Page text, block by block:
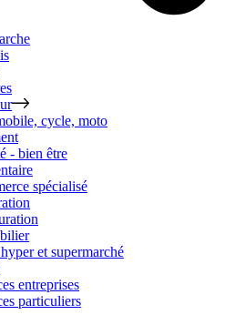
cycle, moto
- bien être
spécialisé
et supermarché
entreprises
particuliers